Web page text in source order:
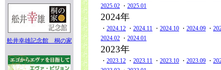
舩井幸雄記念館 桐の家
2025.02 ・ 2025.01
2024年
・ 2024.12 ・ 2024.11 ・ 2024.10 ・ 2024.09 ・
2024.02 ・ 2024.01
2023年
・ 2023.12 ・ 2023.11 ・ 2023.10 ・ 2023.09 ・